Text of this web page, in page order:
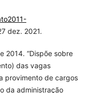
dez. 2021.
2014. “Dispõe sobre
das vagas
provimento de cargos
da administração